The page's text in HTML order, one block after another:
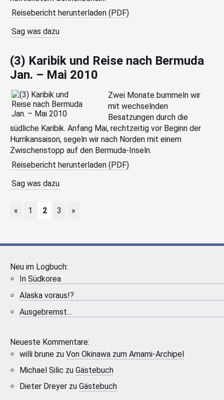
Reisebericht herunterladen (PDF)
Sag was dazu
(3) Karibik und Reise nach Bermuda
Jan. – Mai 2010
Zwei Monate bummeln wir
mit wechselnden
Besatzungen durch die
südliche Karibik. Anfang Mai, rechtzeitig vor Beginn der
Hurrikansaison, segeln wir nach Norden mit einem
Zwischenstopp auf den Bermuda-Inseln.
Reisebericht herunterladen (PDF)
Sag was dazu
« 1 2 3 »
Neu im Logbuch:
In Südkorea
Alaska voraus!?
Ausgebremst…
Neueste Kommentare:
willi brune zuVon Okinawa zum Amami-Archipel
Michael Silic zuGästebuch
Dieter Dreyer zuGästebuch